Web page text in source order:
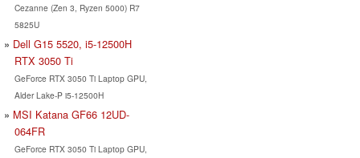
Cezanne (Zen 3, Ryzen 5000) R7
5825U
Dell G15 5520, i5-12500H
RTX 3050 Ti
GeForce RTX 3050 Ti Laptop GPU,
Alder Lake-P i5-12500H
MSI Katana GF66 12UD-
064FR
GeForce RTX 3050 Ti Laptop GPU,